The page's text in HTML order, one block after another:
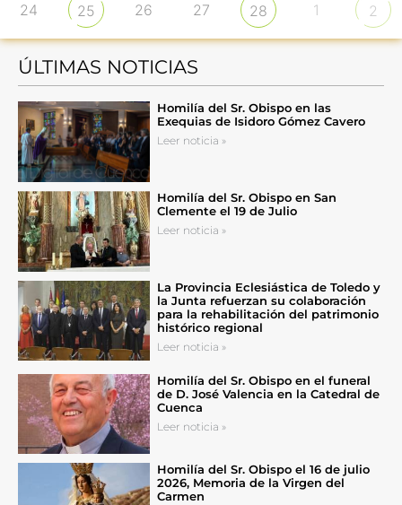
24 25 26 27 28 1 2
ÚLTIMAS NOTICIAS
Homilía del Sr. Obispo en las
Exequias de Isidoro Gómez Cavero
Leer noticia »
Homilía del Sr. Obispo en San
Clemente el 19 de Julio
Leer noticia »
La Provincia Eclesiástica de Toledo y
la Junta refuerzan su colaboración
para la rehabilitación del patrimonio
histórico regional
Leer noticia »
Homilía del Sr. Obispo en el funeral
de D. José Valencia en la Catedral de
Cuenca
Leer noticia »
Homilía del Sr. Obispo el 16 de julio
2026, Memoria de la Virgen del
Carmen